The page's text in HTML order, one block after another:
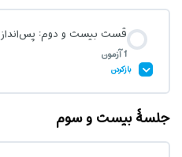
آزمون قسمت بیست و یکم: صبر
قست بیست و دوم: پس‌انداز
1 آزمون
بازکردن
محتوای درس
جلسۀ بیست و سوم